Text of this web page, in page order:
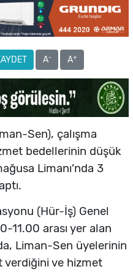
A- A+
Sen), çalışma
bedellerinin düşük
Limanı’nda 3
(Hür-İş) Genel
11.00 arası yer alan
Liman-Sen üyelerinin
verdiğini ve hizmet